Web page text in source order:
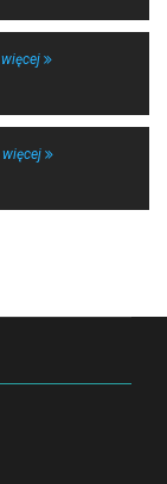
więcej
więcej